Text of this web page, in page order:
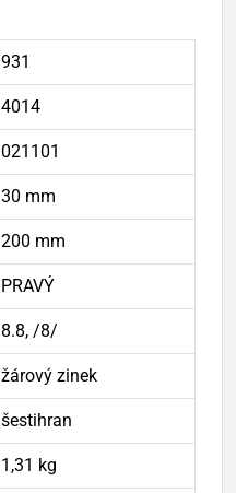
931
4014
021101
30 mm
200 mm
PRAVÝ
8.8, /8/
žárový zinek
šestihran
1,31 kg